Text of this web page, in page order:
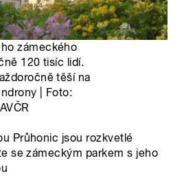
zámeckého
120 tisíc lidí.
těší na
| Foto:
Průhonic jsou rozkvetlé
se zámeckým parkem s jeho